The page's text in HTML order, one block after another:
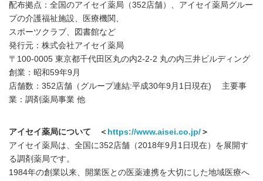
配布拠点：全国のアイセイ薬局（352店舗）、アイセイ薬局グルー
プの介護福祉施設、医療機関、
スポーツクラブ、図書館など
発行元：株式会社アイセイ薬局
〒100-0005 東京都千代田区丸の内2-2-2 丸の内三井ビルディング
創業：昭和59年9月
店舗数：352店舗（グループ連結:平成30年9月1日現在) 主要事
業：調剤薬局事業 他
アイセイ薬局について ＜ https://www.aisei.co.jp/ ＞
アイセイ薬局は、全国に352店舗（2018年9月1日現在）を展開す
る調剤薬局です。
1984年の創業以来、開業医との医薬連携を大切にした地域医療へ